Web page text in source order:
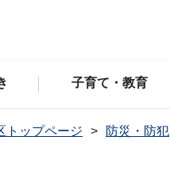
子育て・教育
トップページ 防災・防犯